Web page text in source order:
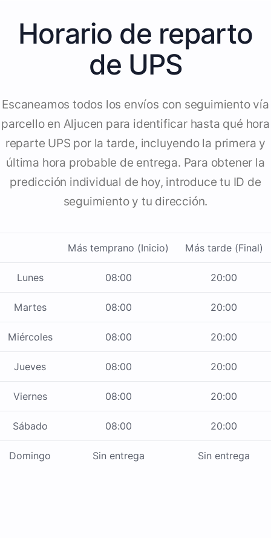
Horario de reparto
de UPS
Escaneamos todos los envíos con seguimiento vía
parcello en Aljucen para identificar hasta qué hora
reparte UPS por la tarde, incluyendo la primera y
última hora probable de entrega. Para obtener la
predicción individual de hoy, introduce tu ID de
seguimiento y tu dirección.
Más temprano (Inicio) Más tarde (Final)
Lunes 08:00 20:00
Martes 08:00 20:00
Miércoles 08:00 20:00
Jueves 08:00 20:00
Viernes 08:00 20:00
Sábado 08:00 20:00
Domingo Sin entrega Sin entrega